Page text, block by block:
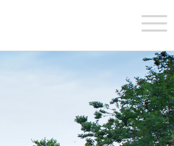
网站首页
关于义韬